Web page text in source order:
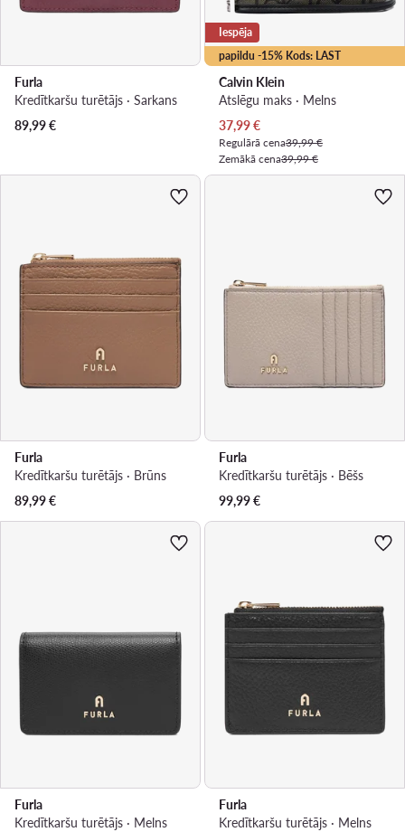
Furla
Kredītkaršu turētājs · Sarkans
89,99€
papildu -15% Kods: LAST
Iespēja
Calvin Klein
Atslēgu maks · Melns
Pašreizējā cena
37,99€
Regulārā cena39,99 €
Zemākā cena39,99 €
Furla
Kredītkaršu turētājs · Brūns
89,99€
Furla
Kredītkaršu turētājs · Bēšs
99,99€
Furla
Kredītkaršu turētājs · Melns
Furla
Kredītkaršu turētājs · Melns